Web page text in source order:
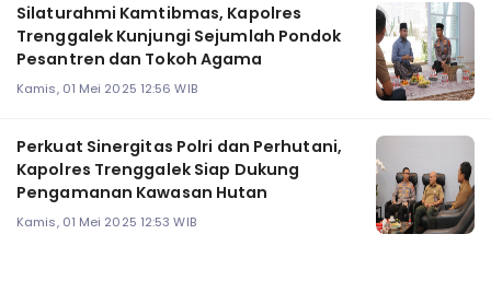
Silaturahmi Kamtibmas, Kapolres
Trenggalek Kunjungi Sejumlah Pondok
Pesantren dan Tokoh Agama
Kamis, 01 Mei 2025 12:56 WIB
Perkuat Sinergitas Polri dan Perhutani,
Kapolres Trenggalek Siap Dukung
Pengamanan Kawasan Hutan
Kamis, 01 Mei 2025 12:53 WIB